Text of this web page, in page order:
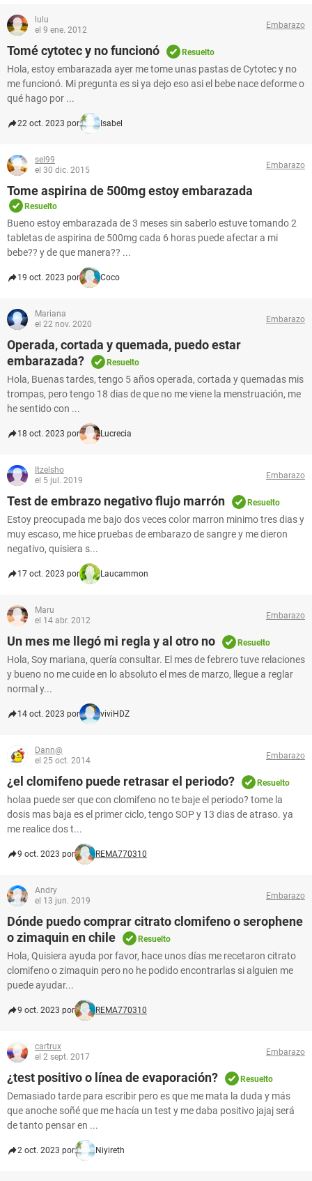
lulu
el 9 ene. 2012
Embarazo
Tomé cytotec y no funcionó Resuelto
Hola, estoy embarazada ayer me tome unas pastas de Cytotec y no
me funcionó. Mi pregunta es si ya dejo eso asi el bebe nace deforme o
qué hago por ...
22 oct. 2023 por Isabel
sel99
el 30 dic. 2015
Embarazo
Tome aspirina de 500mg estoy embarazada
Resuelto
Bueno estoy embarazada de 3 meses sin saberlo estuve tomando 2
tabletas de aspirina de 500mg cada 6 horas puede afectar a mi
bebe?? y de que manera?? ...
19 oct. 2023 por Coco
Mariana
el 22 nov. 2020
Embarazo
Operada, cortada y quemada, puedo estar
embarazada?
Resuelto
Hola, Buenas tardes, tengo 5 años operada, cortada y quemadas mis
trompas, pero tengo 18 dias de que no me viene la menstruación, me
he sentido con ...
18 oct. 2023 por Lucrecia
Itzelsho
el 5 jul. 2019
Embarazo
Test de embrazo negativo flujo marrón Resuelto
Estoy preocupada me bajo dos veces color marron minimo tres dias y
muy escaso, me hice pruebas de embarazo de sangre y me dieron
negativo, quisiera s...
17 oct. 2023 por Laucammon
Maru
el 14 abr. 2012
Embarazo
Un mes me llegó mi regla y al otro no Resuelto
Hola, Soy mariana, quería consultar. El mes de febrero tuve relaciones
y bueno no me cuide en lo absoluto el mes de marzo, llegue a reglar
normal y...
14 oct. 2023 por viviHDZ
Dann@
el 25 oct. 2014
Embarazo
¿el clomifeno puede retrasar el periodo? Resuelto
holaa puede ser que con clomifeno no te baje el periodo? tome la
dosis mas baja es el primer ciclo, tengo SOP y 13 dias de atraso. ya
me realice dos t...
9 oct. 2023 por REMA770310
Andry
el 13 jun. 2019
Embarazo
Dónde puedo comprar citrato clomifeno o serophene
o zimaquin en chile
Resuelto
Hola, Quisiera ayuda por favor, hace unos días me recetaron citrato
clomifeno o zimaquin pero no he podido encontrarlas si alguien me
puede ayudar...
9 oct. 2023 por REMA770310
cartrux
el 2 sept. 2017
Embarazo
¿test positivo o línea de evaporación? Resuelto
Demasiado tarde para escribir pero es que me mata la duda y más
que anoche soñé que me hacía un test y me daba positivo jajaj será
de tanto pensar en ...
2 oct. 2023 por Niyireth